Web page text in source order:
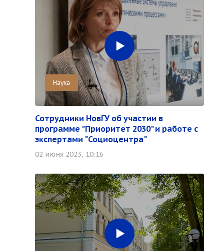
Наука
Сотрудники НовГУ об участии в
программе "Приоритет 2030" и работе с
экспертами "Социоцентра"
02 июня 2023, 10:16